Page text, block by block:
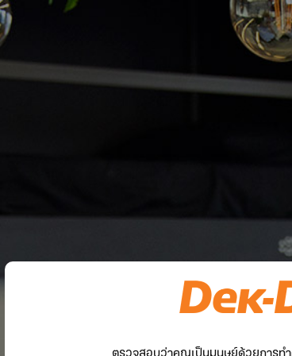
ตรวจสอบว่าคุณเป็นมนุษย์ด้วยการทำ